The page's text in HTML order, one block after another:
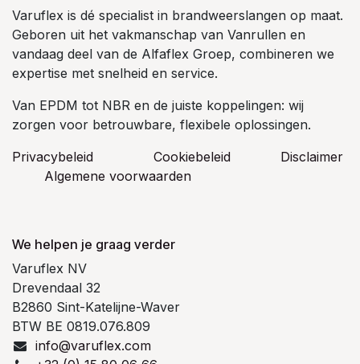
Varuflex is dé specialist in brandweerslangen op maat.
Geboren uit het vakmanschap van Vanrullen en
vandaag deel van de Alfaflex Groep, combineren we
expertise met snelheid en service.
Van EPDM tot NBR en de juiste koppelingen: wij
zorgen voor betrouwbare, flexibele oplossingen.
Privacybeleid
Cookiebeleid
​Disclaimer
Algemene voorwaarden
We helpen je graag verder
Varuflex NV
Drevendaal 32
B2860 Sint-Katelijne-Waver
BTW BE 0819.076.809
info@varuflex.com